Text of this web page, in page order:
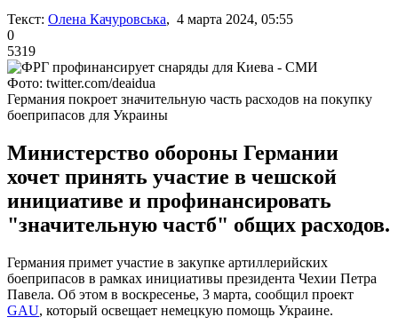
Текст: Олена Качуровська, 4 марта 2024, 05:55
0
5319
Фото: twitter.com/deaidua
Германия покроет значительную часть расходов на покупку
боеприпасов для Украины
Министерство обороны Германии
хочет принять участие в чешской
инициативе и профинансировать
"значительную частб" общих расходов.
Германия примет участие в закупке артиллерийских
боеприпасов в рамках инициативы президента Чехии Петра
Павела. Об этом в воскресенье, 3 марта, сообщил проект
GAU, который освещает немецкую помощь Украине.